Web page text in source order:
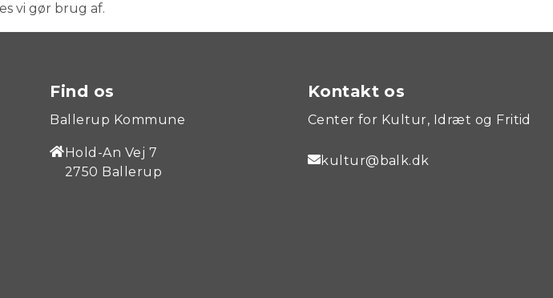
vi gør brug af.
Find os
Ballerup Kommune
Hold-An Vej 7
2750 Ballerup
Kontakt os
Center for Kultur, Idræt og Fritid
kultur@balk.dk